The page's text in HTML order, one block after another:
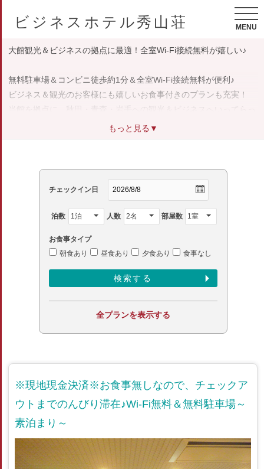
ビジネスホテル秀山荘 MENU
大館観光＆ビジネスの拠点に最適！全室Wi-Fi接続無料が嬉しい♪
無料駐車場＆コンビニ徒歩約1分＆全室Wi-Fi接続無料が便利♪
ビジネス＆観光のお客様にも嬉しいお食事付きのプランも充実！
当館を拠点に、秋田・青森・岩手への観光＆ビジネスへいってらっ
もっと見る▼
チェックイン日
泊数 人数 部屋数
お食事タイプ
朝食あり
昼食あり 夕食あり 食事なし
全プランを表示する
※現地現金決済※お食事無しなので、チェックア
ウトまでのんびり滞在♪Wi-Fi無料＆無料駐車場～
素泊まり～